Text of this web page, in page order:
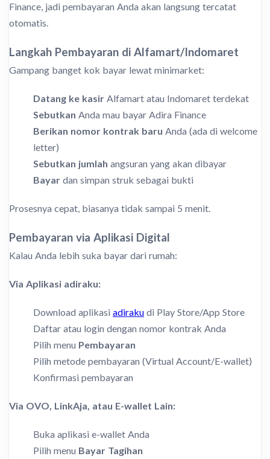
Finance, jadi pembayaran Anda akan langsung tercatat
otomatis.
Langkah Pembayaran di Alfamart/Indomaret
Gampang banget kok bayar lewat minimarket:
Datang ke kasir Alfamart atau Indomaret terdekat
Sebutkan Anda mau bayar Adira Finance
Berikan nomor kontrak baru Anda (ada di welcome
letter)
Sebutkan jumlah angsuran yang akan dibayar
Bayar dan simpan struk sebagai bukti
Prosesnya cepat, biasanya tidak sampai 5 menit.
Pembayaran via Aplikasi Digital
Kalau Anda lebih suka bayar dari rumah:
Via Aplikasi adiraku:
Download aplikasi adiraku di Play Store/App Store
Daftar atau login dengan nomor kontrak Anda
Pilih menu Pembayaran
Pilih metode pembayaran (Virtual Account/E-wallet)
Konfirmasi pembayaran
Via OVO, LinkAja, atau E-wallet Lain:
Buka aplikasi e-wallet Anda
Pilih menu Bayar Tagihan